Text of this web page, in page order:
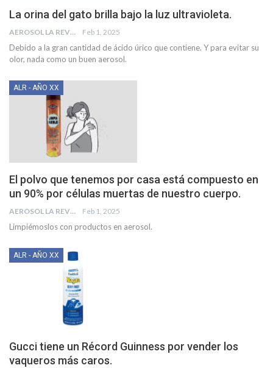
La orina del gato brilla bajo la luz ultravioleta.
AEROSOL LA REVISTA Feb 1, 2025
Debido a la gran cantidad de ácido úrico que contiene. Y para evitar su
olor, nada como un buen aerosol.
ALR - AÑO XX
El polvo que tenemos por casa está compuesto en
un 90% por células muertas de nuestro cuerpo.
AEROSOL LA REVISTA Feb 1, 2025
Limpiémoslos con productos en aerosol.
ALR - AÑO XX
Gucci tiene un Récord Guinness por vender los
vaqueros más caros.